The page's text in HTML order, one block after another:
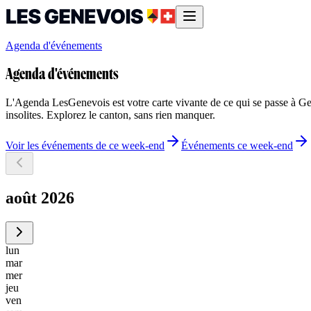
Agenda d'événements
Agenda d'événements
L'Agenda LesGenevois est votre carte vivante de ce qui se passe à
insolites. Explorez le canton, sans rien manquer.
Voir les événements de ce week-end Événements ce week-end
août 2026
lun
mar
mer
jeu
ven